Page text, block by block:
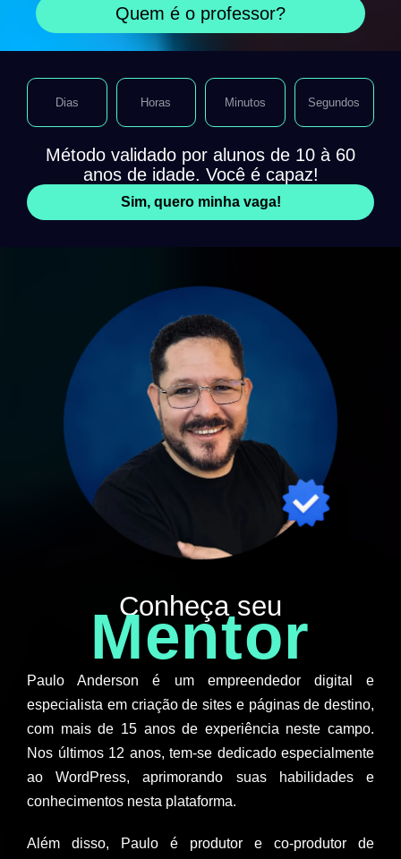
Quem é o professor?
Método validado por alunos de 10 à 60
anos de idade. Você é capaz!
Sim, quero minha vaga!
Dias Horas Minutos Segundos
Conheça seu
Mentor
Paulo Anderson é um empreendedor digital e
especialista em criação de sites e páginas de destino,
com mais de 15 anos de experiência neste campo.
Nos últimos 12 anos, tem-se dedicado especialmente
ao WordPress, aprimorando suas habilidades e
conhecimentos nesta plataforma.
Além disso, Paulo é produtor e co-produtor de